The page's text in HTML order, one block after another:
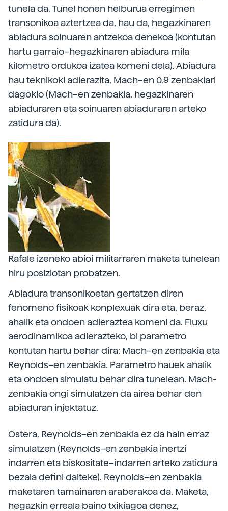
tunela da. Tunel honen helburua erregimen
transonikoa aztertzea da, hau da, hegazkinaren
abiadura soinuaren antzekoa denekoa (kontutan
hartu garraio–hegazkinaren abiadura mila
kilometro ordukoa izatea komeni dela). Abiadura
hau teknikoki adierazita, Mach–en 0,9 zenbakiari
dagokio (Mach–en zenbakia, hegazkinaren
abiaduraren eta soinuaren abiaduraren arteko
zatidura da).
Rafale izeneko abioi militarraren maketa tunelean
hiru posiziotan probatzen.
Abiadura transonikoetan gertatzen diren
fenomeno fisikoak konplexuak dira eta, beraz,
ahalik eta ondoen adieraztea komeni da. Fluxu
aerodinamikoa adierazteko, bi parametro
kontutan hartu behar dira: Mach–en zenbakia eta
Reynolds–en zenbakia. Parametro hauek ahalik
eta ondoen simulatu behar dira tunelean. Mach-
zenbakia ongi simulatzen da airea behar den
abiaduran injektatuz.
Ostera, Reynolds–en zenbakia ez da hain erraz
simulatzen (Reynolds–en zenbakia inertzi
indarren eta biskositate–indarren arteko zatidura
bezala defini daiteke). Reynolds–en zenbakia
maketaren tamainaren araberakoa da. Maketa,
hegazkin erreala baino txikiagoa denez,